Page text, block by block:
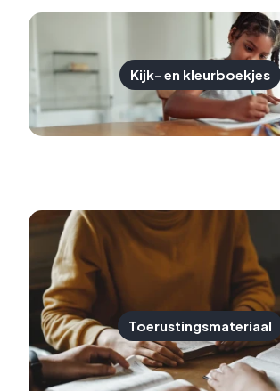
Kijk- en kleurboekjes
Toerustingsmateriaal